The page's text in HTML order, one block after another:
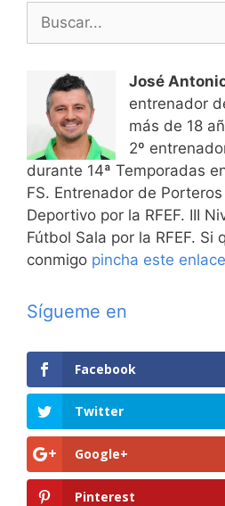
José
entrenador
más de 18
2º
durante 14ª Temporadas
FS. Entrenador de
Deportivo por la RFEF. III
Fútbol Sala por la RFEF. Si
conmigo pincha este
Sígueme en
Facebook
Twitter
Google+
Pinterest